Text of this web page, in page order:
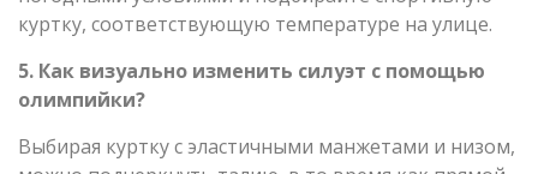
куртку, соответствующую температуре на улице.
5. Как визуально изменить силуэт с помощью
олимпийки?
Выбирая куртку с эластичными манжетами и низом,